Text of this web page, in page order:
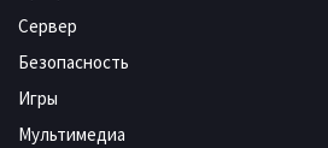
Сервер
Безопасность
Игры
Мультимедиа